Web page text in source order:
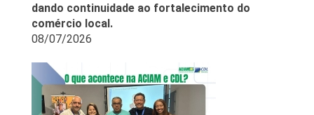
dando continuidade ao fortalecimento do
comércio local.
08/07/2026